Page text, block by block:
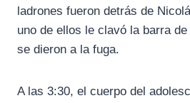
ladrones fueron detrás de
uno de ellos le clavó la barra
se dieron a la fuga.
A las 3:30, el cuerpo del